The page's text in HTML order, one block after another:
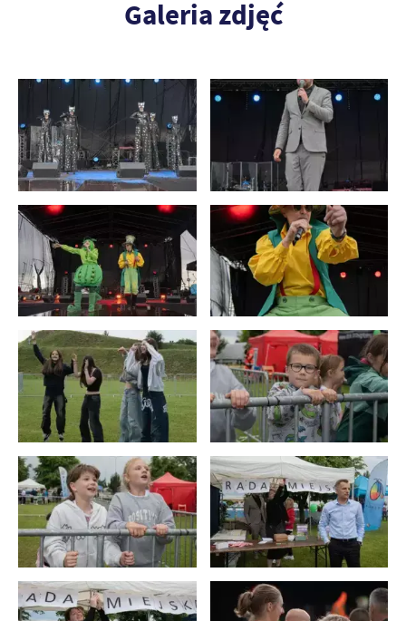
Galeria zdjęć